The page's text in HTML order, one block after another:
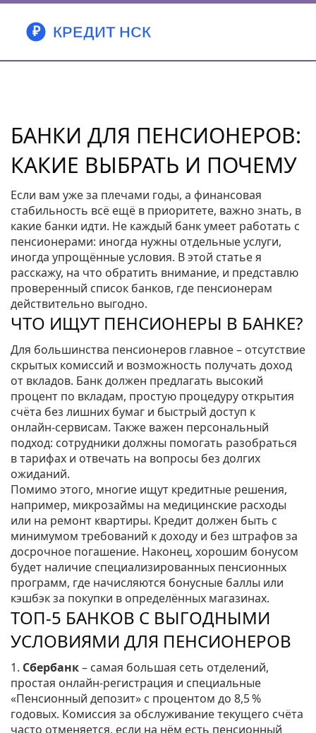
БАНКИ ДЛЯ ПЕНСИОНЕРОВ:
КАКИЕ ВЫБРАТЬ И ПОЧЕМУ
Если вам уже за плечами годы, а финансовая
стабильность всё ещё в приоритете, важно знать, в
какие банки идти. Не каждый банк умеет работать с
пенсионерами: иногда нужны отдельные услуги,
иногда упрощённые условия. В этой статье я
расскажу, на что обратить внимание, и представлю
проверенный список банков, где пенсионерам
действительно выгодно.
ЧТО ИЩУТ ПЕНСИОНЕРЫ В БАНКЕ?
Для большинства пенсионеров главное – отсутствие
скрытых комиссий и возможность получать доход
от вкладов. Банк должен предлагать высокий
процент по вкладам, простую процедуру открытия
счёта без лишних бумаг и быстрый доступ к
онлайн‑сервисам. Также важен персональный
подход: сотрудники должны помогать разобраться
в тарифах и отвечать на вопросы без долгих
ожиданий.
Помимо этого, многие ищут кредитные решения,
например, микрозаймы на медицинские расходы
или на ремонт квартиры. Кредит должен быть с
минимумом требований к доходу и без штрафов за
досрочное погашение. Наконец, хорошим бонусом
будет наличие специализированных пенсионных
программ, где начисляются бонусные баллы или
кэшбэк за покупки в определённых магазинах.
ТОП‑5 БАНКОВ С ВЫГОДНЫМИ
УСЛОВИЯМИ ДЛЯ ПЕНСИОНЕРОВ
1. Сбербанк– самая большая сеть отделений,
простая онлайн‑регистрация и специальные
«Пенсионный депозит» с процентом до 8,5 %
годовых. Комиссия за обслуживание текущего счёта
часто отменяется, если на нём есть пенсионный